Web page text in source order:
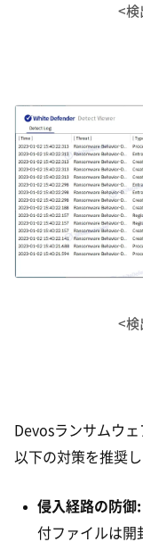
<検
<検
Devosランサムウ
以下の対策を推奨し
侵入経路の防御:
付ファイルは開